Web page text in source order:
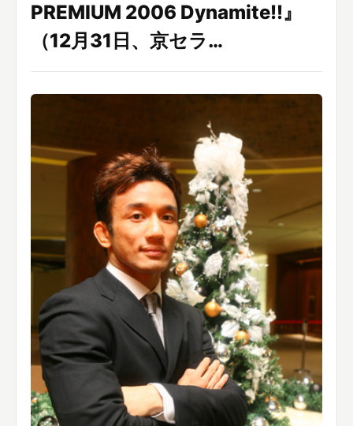
PREMIUM 2006 Dynamite!!』
（12月31日、京セラ…